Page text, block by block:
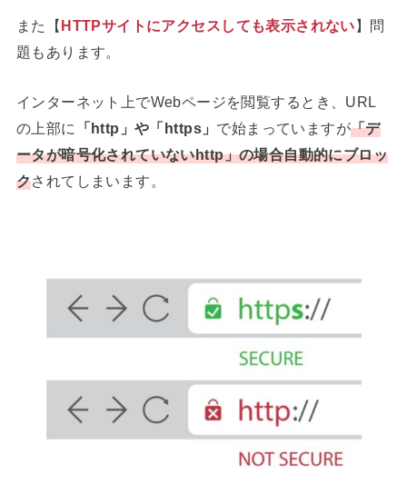
また【HTTPサイトにアクセスしても表示されない】問
題もあります。
インターネット上でWebページを閲覧するとき、URL
の上部に
「http」や「https」 で始まっていますが「デ
ータが暗号化されていないhttp」の場合自動的にブロッ
クされてしまいます。